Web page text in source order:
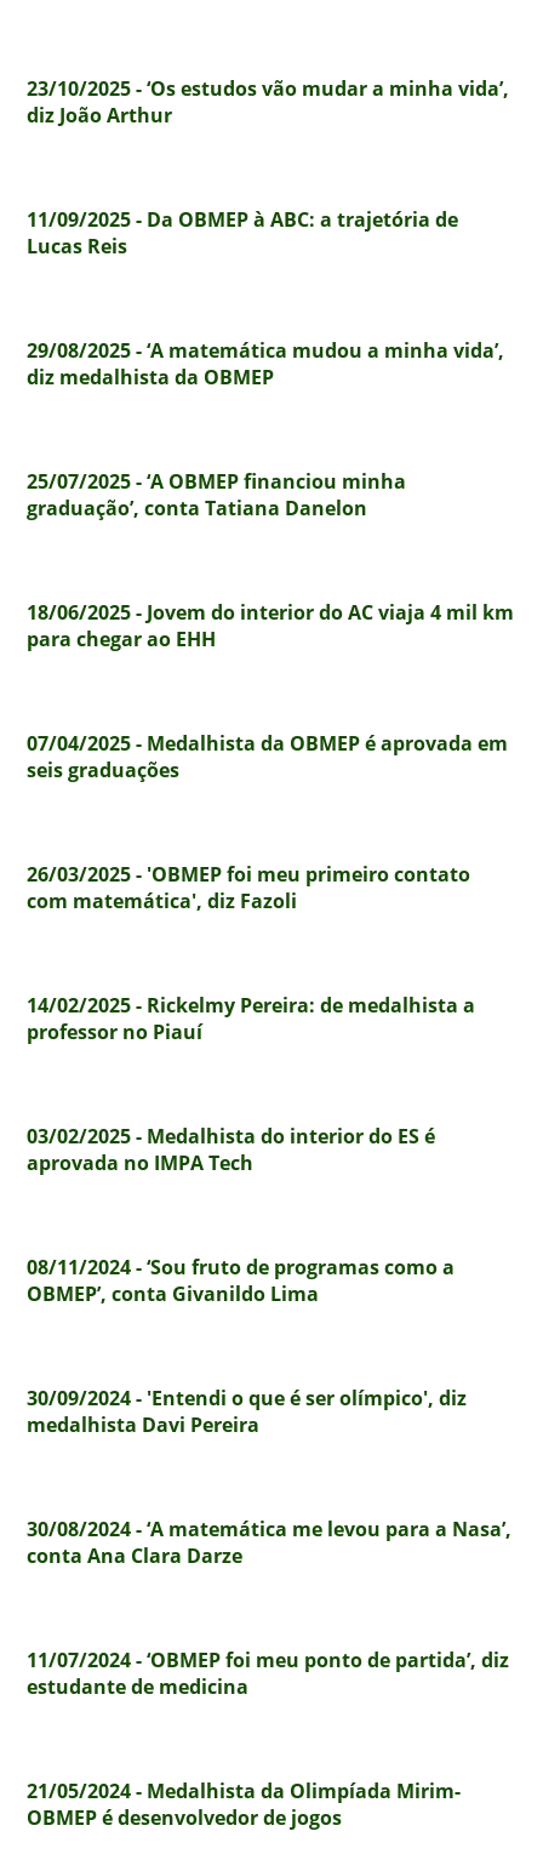
23/10/2025 - ‘Os estudos vão mudar a minha vida’,
diz João Arthur
11/09/2025 - Da OBMEP à ABC: a trajetória de
Lucas Reis
29/08/2025 - ‘A matemática mudou a minha vida’,
diz medalhista da OBMEP
25/07/2025 - ‘A OBMEP financiou minha
graduação’, conta Tatiana Danelon
18/06/2025 - Jovem do interior do AC viaja 4 mil km
para chegar ao EHH
07/04/2025 - Medalhista da OBMEP é aprovada em
seis graduações
26/03/2025 - 'OBMEP foi meu primeiro contato
com matemática', diz Fazoli
14/02/2025 - Rickelmy Pereira: de medalhista a
professor no Piauí
03/02/2025 - Medalhista do interior do ES é
aprovada no IMPA Tech
08/11/2024 - ‘Sou fruto de programas como a
OBMEP’, conta Givanildo Lima
30/09/2024 - 'Entendi o que é ser olímpico', diz
medalhista Davi Pereira
30/08/2024 - ‘A matemática me levou para a Nasa’,
conta Ana Clara Darze
11/07/2024 - ‘OBMEP foi meu ponto de partida’, diz
estudante de medicina
21/05/2024 - Medalhista da Olimpíada Mirim-
OBMEP é desenvolvedor de jogos